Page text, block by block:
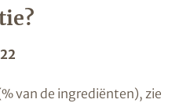
van de ingrediënten), zie